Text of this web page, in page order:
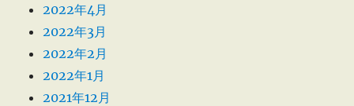
2022年4月
2022年3月
2022年2月
2022年1月
2021年12月